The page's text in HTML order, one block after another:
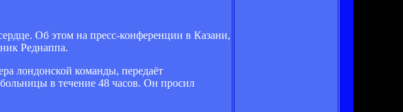
Об этом на пресс-конференции в Казани,
Реднаппа.
лондонской команды, передаёт
в течение 48 часов. Он просил